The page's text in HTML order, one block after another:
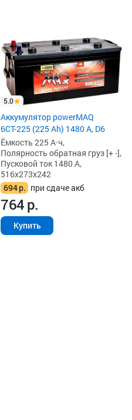
Но оставил на
поддержки.
запустить авто.
Сдать по
потерялся
он неладен.
5.0
Аккумулятор powerMAQ
6СТ-225 (225 Ah) 1480 А, D6
Ёмкость 225 А·ч,
Полярность обратная груз [+ -],
Пусковой ток 1480 А,
516x273x242
694р. при сдаче акб
764р.
Купить